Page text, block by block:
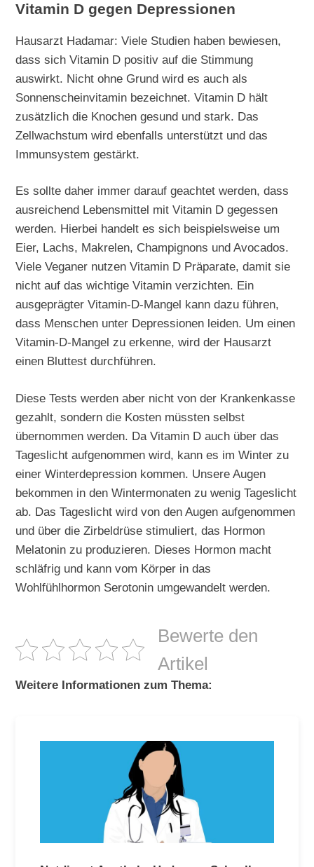
Vitamin D gegen Depressionen
Hausarzt Hadamar: Viele Studien haben bewiesen,
dass sich Vitamin D positiv auf die Stimmung
auswirkt. Nicht ohne Grund wird es auch als
Sonnenscheinvitamin bezeichnet. Vitamin D hält
zusätzlich die Knochen gesund und stark. Das
Zellwachstum wird ebenfalls unterstützt und das
Immunsystem gestärkt.
Es sollte daher immer darauf geachtet werden, dass
ausreichend Lebensmittel mit Vitamin D gegessen
werden. Hierbei handelt es sich beispielsweise um
Eier, Lachs, Makrelen, Champignons und Avocados.
Viele Veganer nutzen Vitamin D Präparate, damit sie
nicht auf das wichtige Vitamin verzichten. Ein
ausgeprägter Vitamin-D-Mangel kann dazu führen,
dass Menschen unter Depressionen leiden. Um einen
Vitamin-D-Mangel zu erkenne, wird der Hausarzt
einen Bluttest durchführen.
Diese Tests werden aber nicht von der Krankenkasse
gezahlt, sondern die Kosten müssten selbst
übernommen werden. Da Vitamin D auch über das
Tageslicht aufgenommen wird, kann es im Winter zu
einer Winterdepression kommen. Unsere Augen
bekommen in den Wintermonaten zu wenig Tageslicht
ab. Das Tageslicht wird von den Augen aufgenommen
und über die Zirbeldrüse stimuliert, das Hormon
Melatonin zu produzieren. Dieses Hormon macht
schläfrig und kann vom Körper in das
Wohlfühlhormon Serotonin umgewandelt werden.
Bewerte den
Artikel
Weitere Informationen zum Thema: